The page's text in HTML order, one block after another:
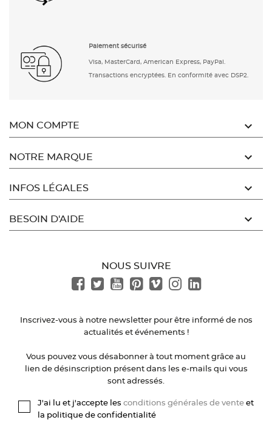
Paiement sécurisé
Visa, MasterCard, American Express, PayPal.
Transactions encryptées. En conformité avec DSP2.
MON COMPTE 
NOTRE MARQUE 
INFOS LÉGALES 
BESOIN D'AIDE 
NOUS SUIVRE
Inscrivez-vous à notre newsletter pour être informé de nos
actualités et événements !
Vous pouvez vous désabonner à tout moment grâce au
lien de désinscription présent dans les e-mails qui vous
sont adressés.
J'ai lu et j'accepte les conditions générales de vente et
la politique de confidentialité